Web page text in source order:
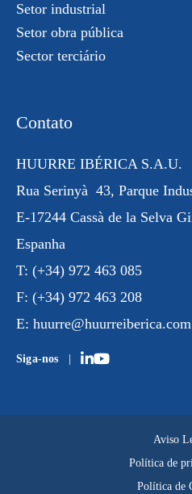
Setor industrial
Setor obra pública
Sector terciário
Contato
HUURRE IBÉRICA S.A.U.
Rua Serinyà 43, Parque
E-17244 Cassà de la Selva
Espanha
T: (+34) 972 463 085
F: (+34) 972 463 208
E: huurre@huurreiberica.com
Siga-nos
Aviso
Política de
Política de